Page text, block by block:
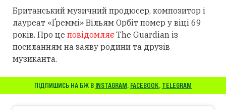
Британський музичний продюсер, композитор і
лауреат «Ґреммі» Вільям Орбіт помер у віці 69
років. Про це повідомляєThe Guardian із
посиланням на заяву родини та друзів
музиканта.
ПІДПИШИСЬ НА БЖ В INSTAGRAM, FACEBOOK, TELEGRAM